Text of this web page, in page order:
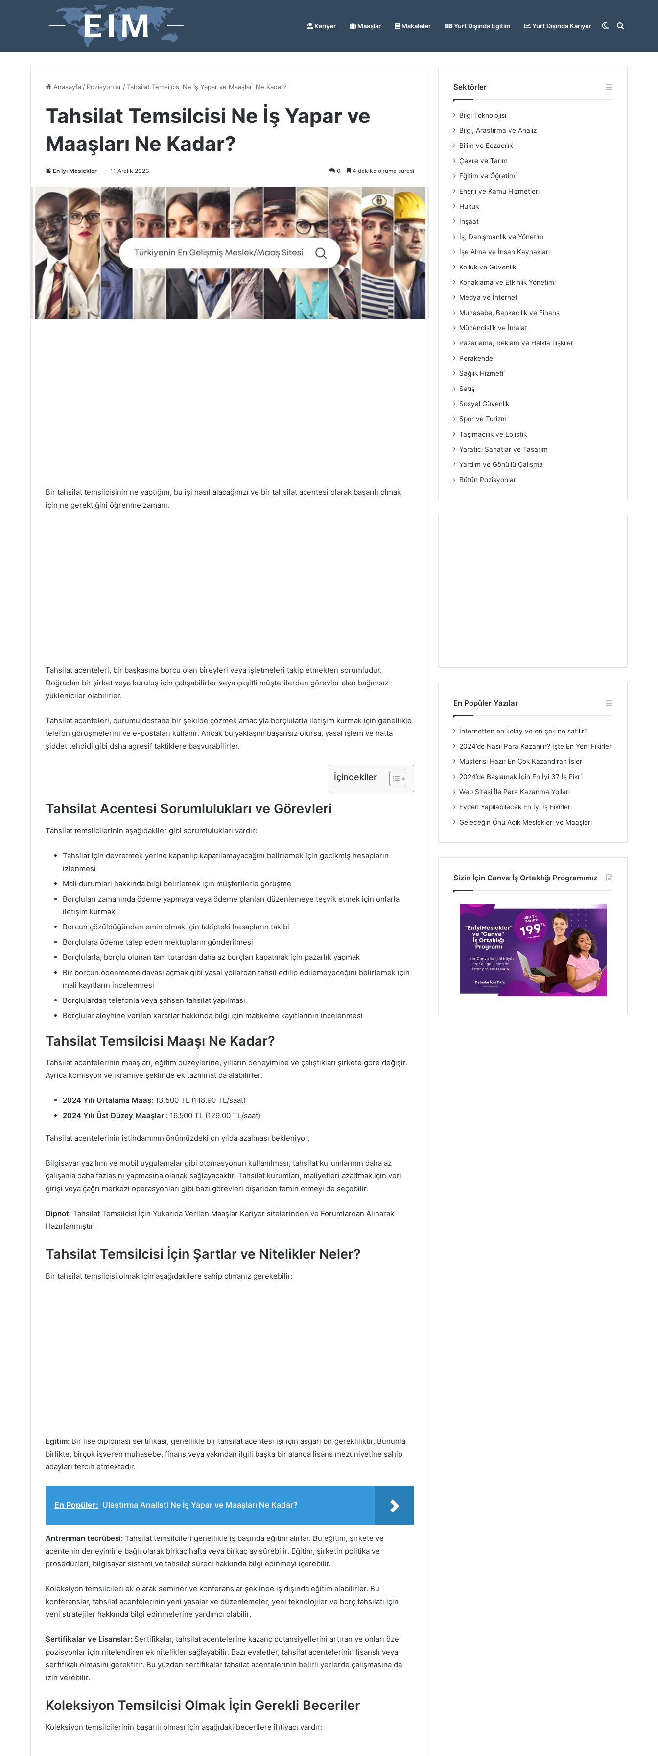
Kariyer Maaşlar Makaleler Yurt Dışında Eğitim Yurt Dışında Kariyer Arama
Dış
Anasayfa / Pozisyonlar /Tahsilat Temsilcisi Ne İş Yapar ve Maaşları Ne Kadar?
Tahsilat Temsilcisi Ne İş Yapar ve
Maaşları Ne Kadar?
En İyi Meslekler 11 Aralık 2023 0 4 dakika okuma süresi
Bir tahsilat temsilcisinin ne yaptığını, bu işi nasıl alacağınızı ve bir tahsilat acentesi olarak başarılı olmak
için ne gerektiğini öğrenme zamanı.
Tahsilat acenteleri, bir başkasına borcu olan bireyleri veya işletmeleri takip etmekten sorumludur.
Doğrudan bir şirket veya kuruluş için çalışabilirler veya çeşitli müşterilerden görevler alan bağımsız
yükleniciler olabilirler.
Tahsilat acenteleri, durumu dostane bir şekilde çözmek amacıyla borçlularla iletişim kurmak için genellikle
telefon görüşmelerini ve e-postaları kullanır. Ancak bu yaklaşım başarısız olursa, yasal işlem ve hatta
şiddet tehdidi gibi daha agresif taktiklere başvurabilirler.
İçindekiler
Tahsilat Acentesi Sorumlulukları ve Görevleri
Tahsilat temsilcilerinin aşağıdakiler gibi sorumlulukları vardır:
Tahsilat için devretmek yerine kapatılıp kapatılamayacağını belirlemek için gecikmiş hesapların
izlenmesi
Mali durumları hakkında bilgi belirlemek için müşterilerle görüşme
Borçluları zamanında ödeme yapmaya veya ödeme planları düzenlemeye teşvik etmek için onlarla
iletişim kurmak
Borcun çözüldüğünden emin olmak için takipteki hesapların takibi
Borçlulara ödeme talep eden mektupların gönderilmesi
Borçlularla, borçlu olunan tam tutardan daha az borçları kapatmak için pazarlık yapmak
Bir borcun ödenmeme davası açmak gibi yasal yollardan tahsil edilip edilemeyeceğini belirlemek için
mali kayıtların incelenmesi
Borçlulardan telefonla veya şahsen tahsilat yapılması
Borçlular aleyhine verilen kararlar hakkında bilgi için mahkeme kayıtlarının incelenmesi
Tahsilat Temsilcisi Maaşı Ne Kadar?
Tahsilat acentelerinin maaşları, eğitim düzeylerine, yılların deneyimine ve çalıştıkları şirkete göre değişir.
Ayrıca komisyon ve ikramiye şeklinde ek tazminat da alabilirler.
2024 Yılı Ortalama Maaş: 13.500 TL (118.90 TL/saat)
2024 Yılı Üst Düzey Maaşları: 16.500 TL (129.00 TL/saat)
Tahsilat acentelerinin istihdamının önümüzdeki on yılda azalması bekleniyor.
Bilgisayar yazılımı ve mobil uygulamalar gibi otomasyonun kullanılması, tahsilat kurumlarının daha az
çalışanla daha fazlasını yapmasına olanak sağlayacaktır. Tahsilat kurumları, maliyetleri azaltmak için veri
girişi veya çağrı merkezi operasyonları gibi bazı görevleri dışarıdan temin etmeyi de seçebilir.
Dipnot: Tahsilat Temsilcisi İçin Yukarıda Verilen Maaşlar Kariyer sitelerinden ve Forumlardan Alınarak
Hazırlanmıştır.
Tahsilat Temsilcisi İçin Şartlar ve Nitelikler Neler?
Bir tahsilat temsilcisi olmak için aşağıdakilere sahip olmanız gerekebilir:
Eğitim: Bir lise diploması sertifikası, genellikle bir tahsilat acentesi işi için asgari bir gerekliliktir. Bununla
birlikte, birçok işveren muhasebe, finans veya yakından ilgili başka bir alanda lisans mezuniyetine sahip
adayları tercih etmektedir.
En Popüler: Ulaştırma Analisti Ne İş Yapar ve Maaşları Ne Kadar?
Antrenman tecrübesi: Tahsilat temsilcileri genellikle iş başında eğitim alırlar. Bu eğitim, şirkete ve
acentenin deneyimine bağlı olarak birkaç hafta veya birkaç ay sürebilir. Eğitim, şirketin politika ve
prosedürleri, bilgisayar sistemi ve tahsilat süreci hakkında bilgi edinmeyi içerebilir.
Koleksiyon temsilcileri ek olarak seminer ve konferanslar şeklinde iş dışında eğitim alabilirler. Bu
konferanslar, tahsilat acentelerinin yeni yasalar ve düzenlemeler, yeni teknolojiler ve borç tahsilatı için
yeni stratejiler hakkında bilgi edinmelerine yardımcı olabilir.
Sertifikalar ve Lisanslar: Sertifikalar, tahsilat acentelerine kazanç potansiyellerini artıran ve onları özel
pozisyonlar için nitelendiren ek nitelikler sağlayabilir. Bazı eyaletler, tahsilat acentelerinin lisanslı veya
sertifikalı olmasını gerektirir. Bu yüzden sertifikalar tahsilat acentelerinin belirli yerlerde çalışmasına da
izin verebilir.
Koleksiyon Temsilcisi Olmak İçin Gerekli Beceriler
Koleksiyon temsilcilerinin başarılı olması için aşağıdaki becerilere ihtiyacı vardır:
Sektörler
Bilgi Teknolojisi
Bilgi, Araştırma ve Analiz
Bilim ve Eczacılık
Çevre ve Tarım
Eğitim ve Öğretim
Enerji ve Kamu Hizmetleri
Hukuk
İnşaat
İş, Danışmanlık ve Yönetim
İşe Alma ve İnsan Kaynakları
Kolluk ve Güvenlik
Konaklama ve Etkinlik Yönetimi
Medya ve İnternet
Muhasebe, Bankacılık ve Finans
Mühendislik ve İmalat
Pazarlama, Reklam ve Halkla İlişkiler
Perakende
Sağlık Hizmeti
Satış
Sosyal Güvenlik
Spor ve Turizm
Taşımacılık ve Lojistik
Yaratıcı Sanatlar ve Tasarım
Yardım ve Gönüllü Çalışma
Bütün Pozisyonlar
En Popüler Yazılar
İnternetten en kolay ve en çok ne satılır?
2024’de Nasıl Para Kazanılır? İşte En Yeni Fikirler
Müşterisi Hazır En Çok Kazandıran İşler
2024’de Başlamak İçin En İyi 37 İş Fikri
Web Sitesi İle Para Kazanma Yolları
Evden Yapılabilecek En İyi İş Fikirleri
Geleceğin Önü Açık Meslekleri ve Maaşları
Sizin İçin Canva İş Ortaklığı Programımız